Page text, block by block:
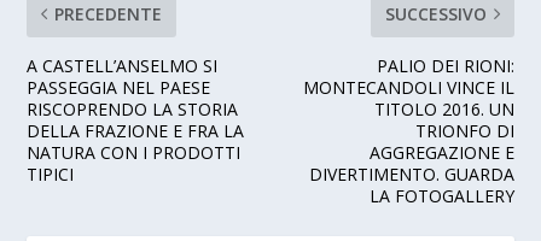
PRECEDENTE
A CASTELL’ANSELMO SI
PASSEGGIA NEL PAESE
RISCOPRENDO LA STORIA
DELLA FRAZIONE E FRA LA
NATURA CON I PRODOTTI
TIPICI
SUCCESSIVO
PALIO DEI RIONI:
MONTECANDOLI VINCE IL
TITOLO 2016. UN
TRIONFO DI
AGGREGAZIONE E
DIVERTIMENTO. GUARDA
LA FOTOGALLERY